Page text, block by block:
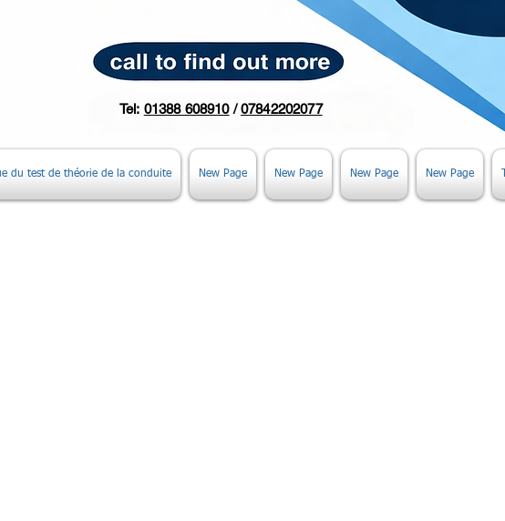
Tel: 01388 608910/07842202077
du test de théorie de la conduite New Page New Page New Page New Page